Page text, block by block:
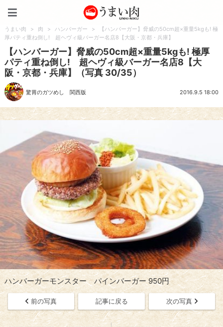
うまい肉 > 肉 > ハンバーガー >
【ハンバーガー】脅威の50cm超×重量5kgも! 極
厚パティ重ね倒し! 超ヘヴィ級バーガー名店8【大阪・京都・兵庫】
【ハンバーガー】脅威の50cm超×重量5kgも! 極厚
パティ重ね倒し! 超ヘヴィ級バーガー名店8【大
阪・京都・兵庫】（写真 30/35）
驚胃のガツめし 関西版 2016.9.5 18:00
ハンバーガーモンスター パインバーガー 950円
前の写真 記事に戻る 次の写真